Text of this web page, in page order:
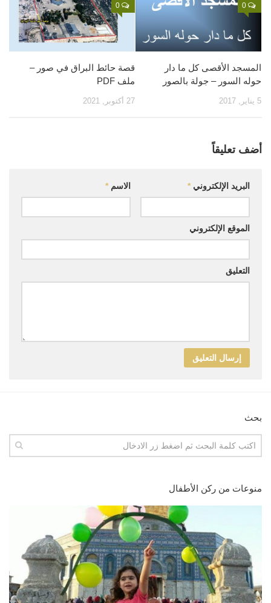
صور
أخرى
الموقع الأم
0
المسجد الأقصى كل ما دار
حوله السور – جولة بالصور
5 يناير, 2017
0
قصة حائط البراق في صور –
ملف PDF
27 أكتوبر, 2021
أضف تعليقاً
الاسم * البريد الإلكتروني *
الموقع الإلكتروني
التعليق
بحث
منوعات من ركن الأطفال